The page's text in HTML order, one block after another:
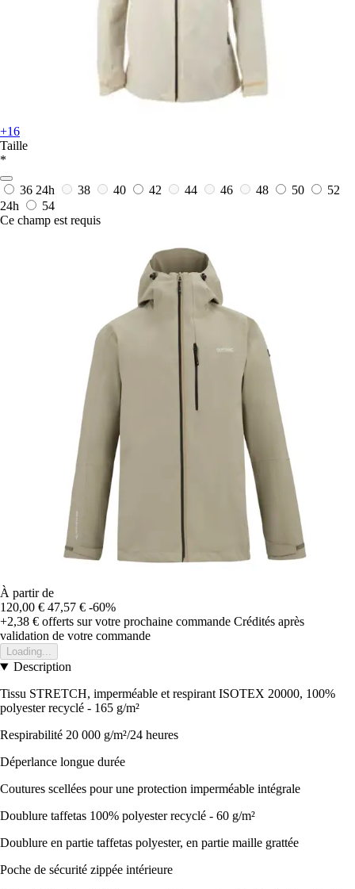
+16
Taille
*
36 24h 38 40 42 44 46 48 50
52
24h
54
Ce champ est requis
À partir de
120,00 € 47,57 € -60%
+2,38 € offerts sur votre prochaine commande Crédités après
validation de votre commande
Loading...
Description
Tissu STRETCH, imperméable et respirant ISOTEX 20000, 100%
polyester recyclé - 165 g/m²
Respirabilité 20 000 g/m²/24 heures
Déperlance longue durée
Coutures scellées pour une protection imperméable intégrale
Doublure taffetas 100% polyester recyclé - 60 g/m²
Doublure en partie taffetas polyester, en partie maille grattée
Poche de sécurité zippée intérieure